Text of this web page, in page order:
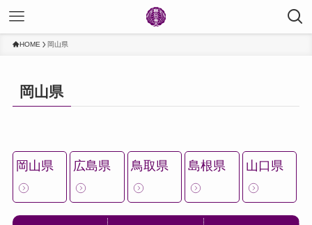
HOME 岡山県
岡山県
岡山県 広島県 鳥取県 島根県 山口県